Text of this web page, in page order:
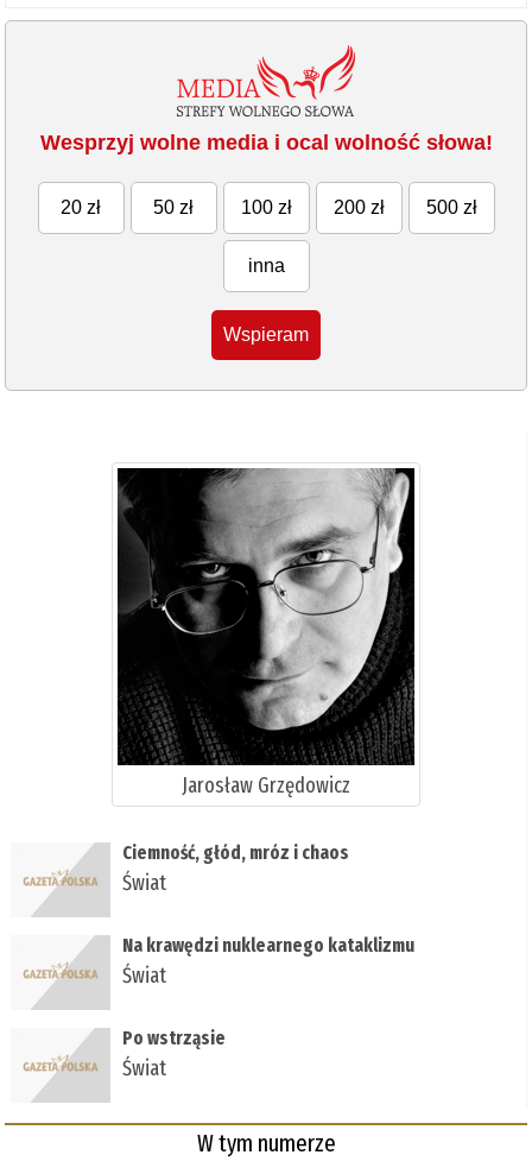
Wesprzyj wolne media i ocal wolność słowa!
20 zł 50 zł 100 zł 200 zł 500 zł
inna
Wspieram
Jarosław Grzędowicz
Ciemność, głód, mróz i chaos
Świat
Na krawędzi nuklearnego kataklizmu
Świat
Po wstrząsie
Świat
W tym numerze